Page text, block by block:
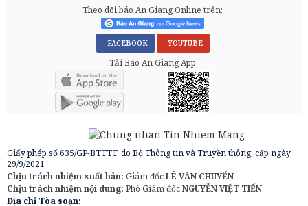
Theo dõi báo An Giang Online trên:
FACEBOOK YOUTUBE
Tải Báo An Giang App
Giấy phép số 635/GP-BTTTT, do Bộ Thông tin và Truyền thông, cấp ngày
29/9/2021
Chịu trách nhiệm xuất bản: Giám đốcLÊ VĂN CHUYỂN
Chịu trách nhiệm nội dung: Phó Giám đốcNGUYỄN VIỆT TIẾN
Địa chỉ Tòa soạn: